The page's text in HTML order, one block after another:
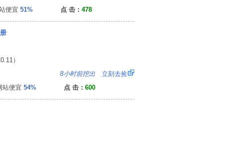
宜 51% 点 击： 478
）
8小时前挖出 立刻去捡
便宜 54% 点 击： 600